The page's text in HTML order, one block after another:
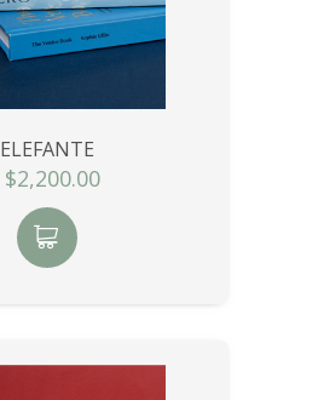
ELEFANTE
$2,200.00